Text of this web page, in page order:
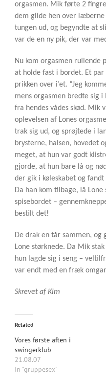
orgasmen. Mik førte 2
dem glide hen over
tungen ud, og begyndte at
var de en ny pik, der var
Nu kom orgasmen rullende
at holde fast i bordet. Et
prikken over i’et. “Jeg
mens orgasmen bredte sig
fra hendes vådes skød. Mik
oplevelsen af Lones
trak sig ud, og sprøjtede i
brysterne, halsen, hovedet
meget, at hun var godt
gjorde, at hun bare lå og
der gik i køleskabet og
Da han kom tilbage, lå
spisebordet –
bestilt det!
De drak en tår sammen, og
Lone størknede. Da Mik
hun lagde sig i seng –
var endt med en fræk
Skrevet af Kim
Related
Vores første aften i
swingerklub
21.08.07
In "gruppesex"